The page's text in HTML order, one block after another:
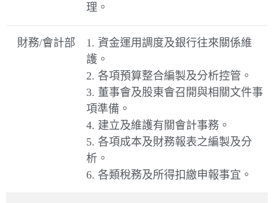
理。
財務/會計部
1. 資金運用調度及銀行往來關係維
護。
2. 各項預算整合編製及分析控管。
3. 董事會及股東會召開與相關文件事
項準備。
4. 建立及維護有關會計事務。
5. 各項成本及財務報表之編製及分
析。
6. 各類稅務及所得扣繳申報事宜。